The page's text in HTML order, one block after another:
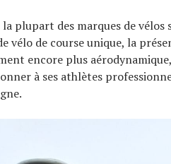
plupart des marques de
vélo de course unique, la
encore plus
à ses athlètes